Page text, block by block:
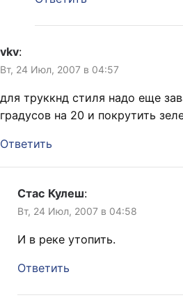
vkv:
Вт, 24 Июл, 2007 в 04:57
для труккнд стиля надо еще
градусов на 20 и покрутить
Ответить
Стас Кулеш:
Вт, 24 Июл, 2007 в 04:58
И в реке утопить.
Ответить